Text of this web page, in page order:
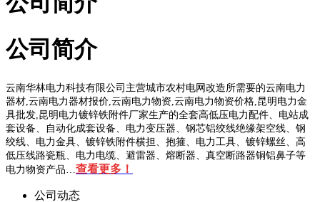
公司简介
云南华林电力科技有限公司主营城市农村电网改造所需要的云南电力
器材,云南电力器材报价,云南电力物资,云南电力物资价格,昆明电力金
具批发,昆明电力镀锌铁附件厂家生产的全套高低压电力配件、电站成
套设备、自动化成套设备、电力变压器、钢芯铝绞线绝缘架空线、钢
绞线、电力金具、镀锌铁附件横担、抱箍、电力工具、镀锌螺丝、高
低压线路瓷瓶、电力电缆、避雷器、熔断器、真空断路器铜铝鼻子等
电力物资产品… 查看更多！
公司动态